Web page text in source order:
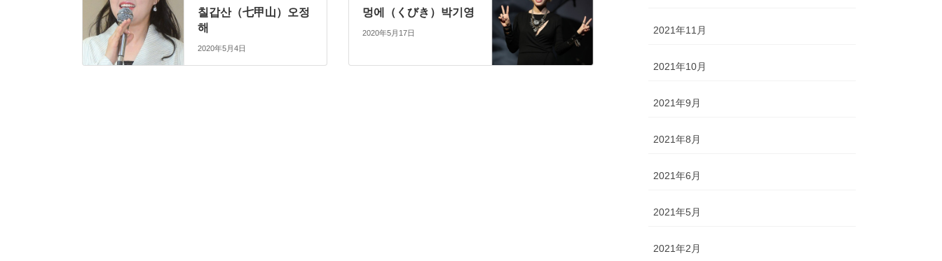
칠갑산（七甲山）오정
해
2020年5月4日
멍에（くびき）박기영
2020年5月17日 2021年11月
2021年10月
2021年9月
2021年8月
2021年6月
2021年5月
2021年2月